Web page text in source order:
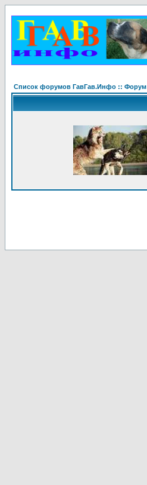
Список форумов ГавГав.Инфо :: Форум